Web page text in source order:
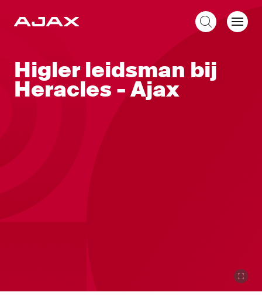
Higler leidsman bij
Heracles - Ajax